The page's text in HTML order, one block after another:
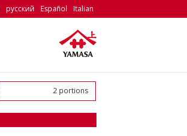
русский Español Italian
2 portions